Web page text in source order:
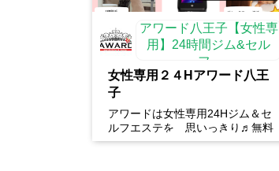
アワード八王子【女性専
用】24時間ジム&セル
フ...
女性専用２４Hアワード八王
子
アワードは女性専用24Hジム＆セ
ルフエステを 思いっきり♬無料
体験開催中